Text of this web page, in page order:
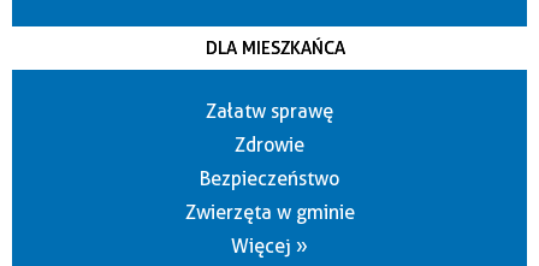
DLA MIESZKAŃCA
Załatw sprawę
Zdrowie
Bezpieczeństwo
Zwierzęta w gminie
Więcej »